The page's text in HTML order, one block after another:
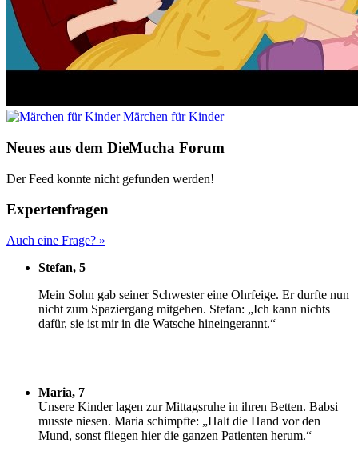
Märchen für Kinder
Neues aus dem DieMucha Forum
Der Feed konnte nicht gefunden werden!
Expertenfragen
Auch eine Frage? »
Stefan, 5
Mein Sohn gab seiner Schwester eine Ohrfeige. Er durfte nun
nicht zum Spaziergang mitgehen. Stefan: „Ich kann nichts
dafür, sie ist mir in die Watsche hineingerannt.“
Maria, 7
Unsere Kinder lagen zur Mittagsruhe in ihren Betten. Babsi
musste niesen. Maria schimpfte: „Halt die Hand vor den
Mund, sonst fliegen hier die ganzen Patienten herum.“